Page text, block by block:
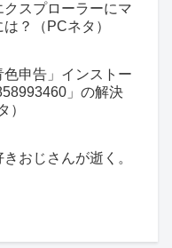
クスプローラーにマ
？（PCネタ）
色申告」インストー
」の解決
）
おじさんが逝く。